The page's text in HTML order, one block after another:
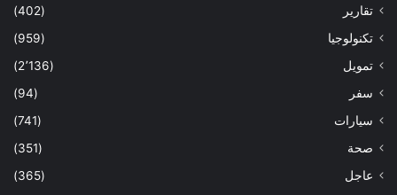
تقارير
(402)
تكنولوجيا
(959)
تمويل
(2٬136)
سفر
(94)
سيارات
(741)
صحة
(351)
عاجل
(365)